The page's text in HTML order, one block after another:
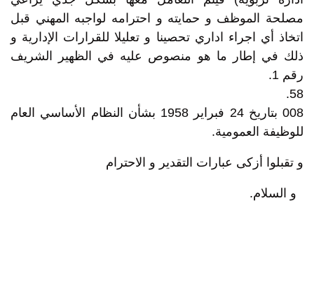
مصلحة الموظف و حمايته و احترامه لواجبه المهني قبل
اتخاذ أي اجراء اداري تحصينا و تعليلا للقرارات الإدارية و
ذلك في إطار ما هو منصوص عليه في الظهير الشريف
رقم 1.
58.
008 بتاريخ 24 فبراير 1958 بشأن النظام الأساسي العام
للوظيفة العمومية.
و تقبلوا أزكى عبارات التقدير و الاحترام
و السلام.